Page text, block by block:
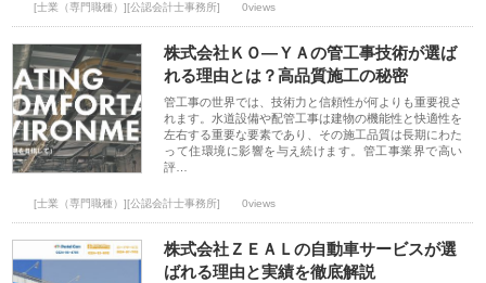
[士業（専門職種）][公認会計士事務所] 0views
株式会社ＫＯ―ＹＡの管工事技術が選ば
れる理由とは？高品質施工の秘密
管工事の世界では、技術力と信頼性が何よりも重要視さ
れます。水道設備や配管工事は建物の機能性と快適性を
左右する重要な要素であり、その施工品質は長期にわた
って住環境に影響を与え続けます。管工事業界で高い
評…
[士業（専門職種）][公認会計士事務所] 0views
株式会社ＺＥＡＬの自動車サービスが選
ばれる理由と実績を徹底解説